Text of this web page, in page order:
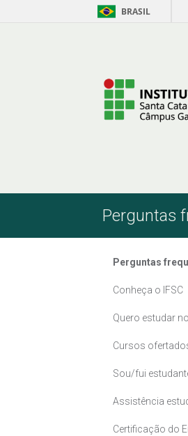
Pular para o Conteúdo BRASIL
Perguntas
Perguntas
Conheça o IFSC
Quero estudar
Cursos
Sou/fui
Assistência
Certificação do